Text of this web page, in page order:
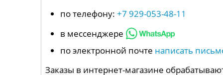
по телефону: +7 929-053-48-11
в мессенджере
по электронной почте написать
Заказы в интернет-магазине